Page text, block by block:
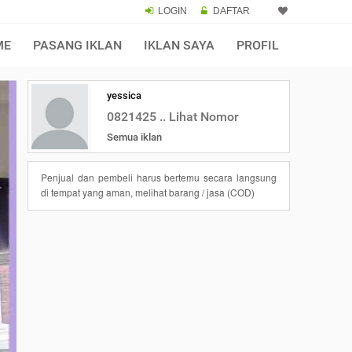
LOGIN DAFTAR
PASANG IKLAN IKLAN SAYA PROFIL
yessica
0821425 .. Lihat Nomor
Semua iklan
Penjual dan pembeli harus bertemu secara langsung
di tempat yang aman, melihat barang / jasa (COD)